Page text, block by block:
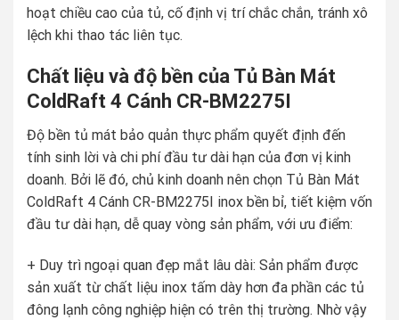
hoạt chiều cao của tủ, cố định vị trí chắc chắn, tránh xô
lệch khi thao tác liên tục.
Chất liệu và độ bền của Tủ Bàn Mát
ColdRaft 4 Cánh CR-BM2275I
Độ bền tủ mát bảo quản thực phẩm quyết định đến
tính sinh lời và chi phí đầu tư dài hạn của đơn vị kinh
doanh. Bởi lẽ đó, chủ kinh doanh nên chọn Tủ Bàn Mát
ColdRaft 4 Cánh CR-BM2275I inox bền bỉ, tiết kiệm vốn
đầu tư dài hạn, dễ quay vòng sản phẩm, với ưu điểm:
+ Duy trì ngoại quan đẹp mắt lâu dài: Sản phẩm được
sản xuất từ chất liệu inox tấm dày hơn đa phần các tủ
đông lạnh công nghiệp hiện có trên thị trường. Nhờ vậy